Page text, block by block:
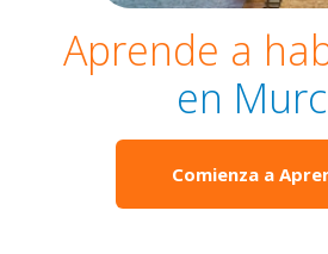
Aprende a
en
Comienza a